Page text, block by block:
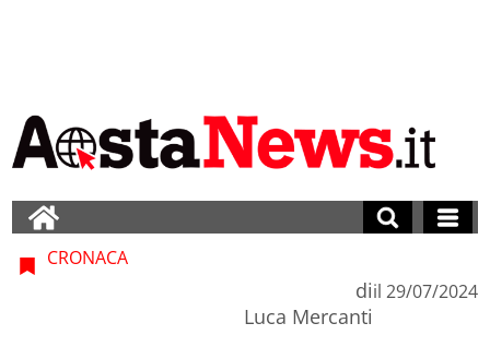
CRONACA
di
Luca Mercanti
il 29/07/2024